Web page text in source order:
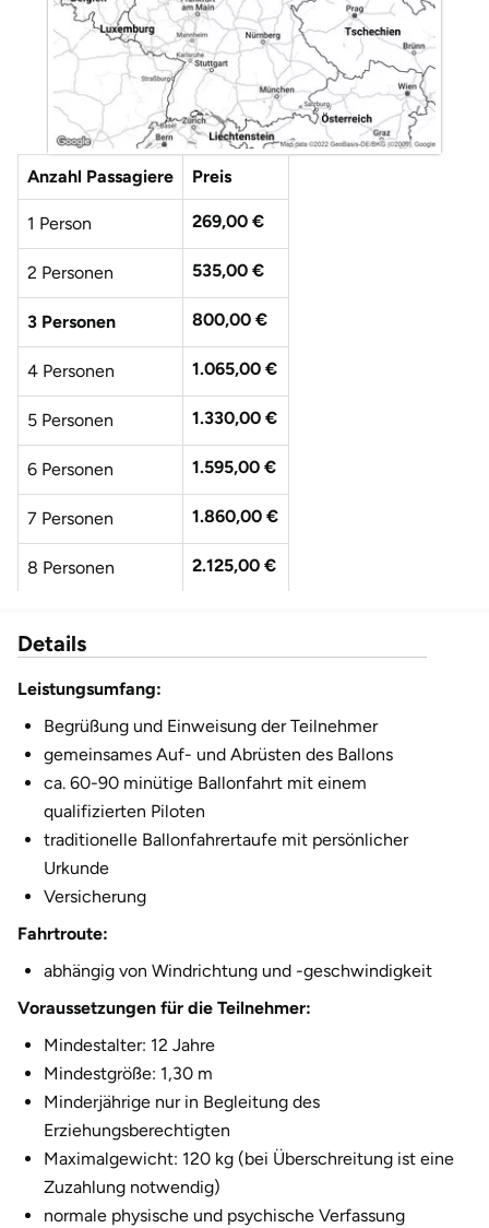
Anzahl Passagiere Preis
1 Person 269,00 €
2 Personen 535,00 €
3 Personen 800,00 €
4 Personen 1.065,00 €
5 Personen 1.330,00 €
6 Personen 1.595,00 €
7 Personen 1.860,00 €
8 Personen 2.125,00 €
2.655,00 €
11 Personen
12 Personen 3.185,00 €
Details
Leistungsumfang:
Begrüßung und Einweisung der Teilnehmer
gemeinsames Auf- und Abrüsten des Ballons
ca. 60-90 minütige Ballonfahrt mit einem
qualifizierten Piloten
traditionelle Ballonfahrertaufe mit persönlicher
Urkunde
Versicherung
Fahrtroute:
abhängig von Windrichtung und -geschwindigkeit
Voraussetzungen für die Teilnehmer:
Mindestalter: 12 Jahre
Mindestgröße: 1,30 m
Minderjährige nur in Begleitung des
Erziehungsberechtigten
Maximalgewicht: 120 kg (bei Überschreitung ist eine
Zuzahlung notwendig)
normale physische und psychische Verfassung